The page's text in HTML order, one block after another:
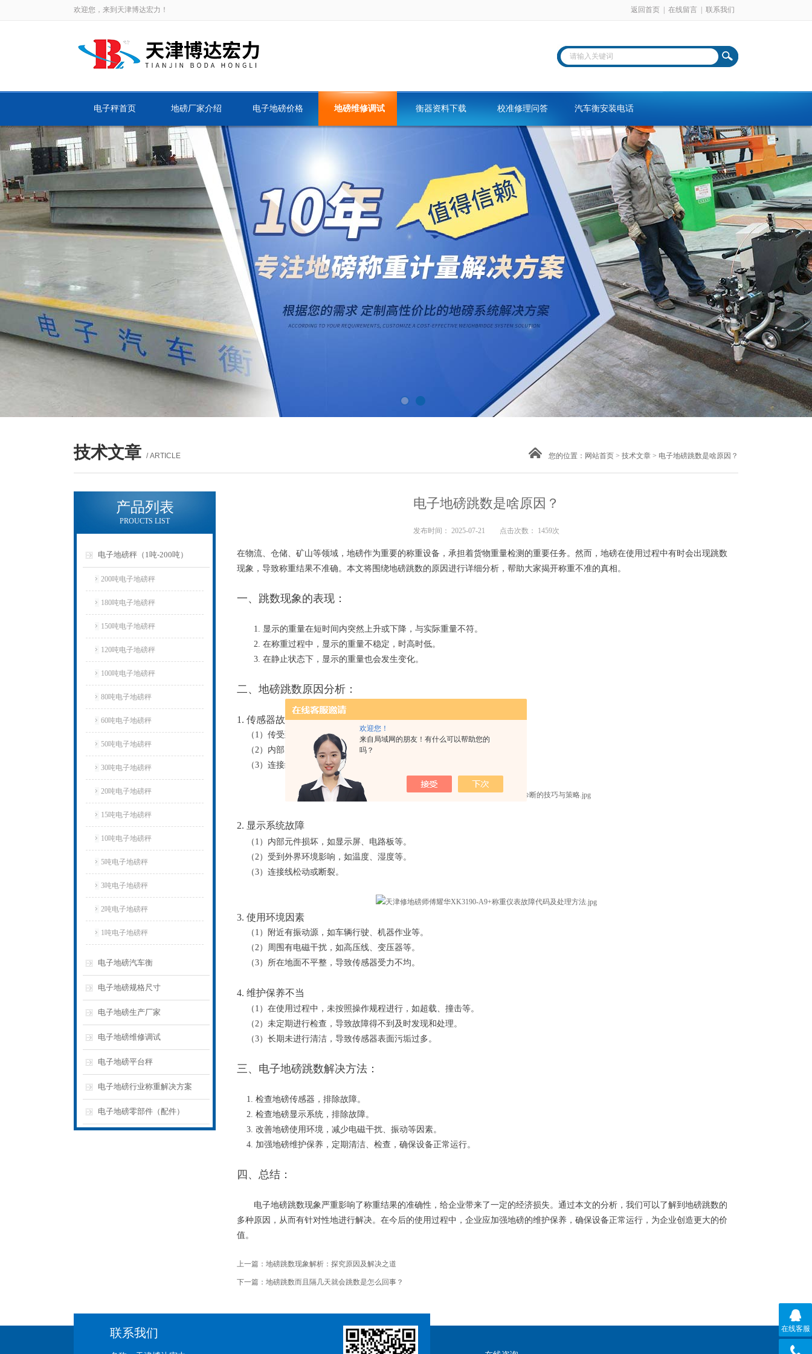
欢迎您！
来自局域网的朋友！有什么可以帮助您的
吗？
欢迎您，来到天津博达宏力！ 返回首页 在线留言 联系我们
电子秤首页 地磅厂家介绍 电子地磅价格 地磅维修调试 衡器资料下载 校准修理问答 汽车衡安装电话
技术文章 / ARTICLE 您的位置： 网站首页 > 技术文章 > 电子地磅跳数是啥原因？
产品列表
PROUCTS LIST
电子地磅秤（1吨-200吨）
200吨电子地磅秤
180吨电子地磅秤
150吨电子地磅秤
120吨电子地磅秤
100吨电子地磅秤
80吨电子地磅秤
60吨电子地磅秤
50吨电子地磅秤
30吨电子地磅秤
20吨电子地磅秤
15吨电子地磅秤
10吨电子地磅秤
5吨电子地磅秤
3吨电子地磅秤
2吨电子地磅秤
1吨电子地磅秤
电子地磅汽车衡
电子地磅规格尺寸
电子地磅生产厂家
电子地磅维修调试
电子地磅平台秤
电子地磅行业称重解决方案
电子地磅零部件（配件）
电子地磅跳数是啥原因？
发布时间： 2025-07-21 点击次数： 1459次
在物流、仓储、矿山等领域，地磅作为重要的称重设备，承担着货物重量检测的重要任务。然而，地磅在使用过程中有时会出现跳数
现象，导致称重结果不准确。本文将围绕地磅跳数的原因进行详细分析，帮助大家揭开称重不准的真相。
一、跳数现象的表现：
1. 显示的重量在短时间内突然上升或下降，与实际重量不符。
2. 在称重过程中，显示的重量不稳定，时高时低。
3. 在静止状态下，显示的重量也会发生变化。
二、地磅跳数原因分析：
1. 传感器故障
（1）传受到外界环境影响，如温度、湿度等。
（2）内部元件损坏，如电阻、电容等。
（3）连接线松动或断裂。
2. 显示系统故障
（1）内部元件损坏，如显示屏、电路板等。
（2）受到外界环境影响，如温度、湿度等。
（3）连接线松动或断裂。
3. 使用环境因素
（1）附近有振动源，如车辆行驶、机器作业等。
（2）周围有电磁干扰，如高压线、变压器等。
（3）所在地面不平整，导致传感器受力不均。
4. 维护保养不当
（1）在使用过程中，未按照操作规程进行，如超载、撞击等。
（2）未定期进行检查，导致故障得不到及时发现和处理。
（3）长期未进行清洁，导致传感器表面污垢过多。
三、电子地磅跳数解决方法：
1. 检查地磅传感器，排除故障。
2. 检查地磅显示系统，排除故障。
3. 改善地磅使用环境，减少电磁干扰、振动等因素。
4. 加强地磅维护保养，定期清洁、检查，确保设备正常运行。
四、总结：
电子地磅跳数现象严重影响了称重结果的准确性，给企业带来了一定的经济损失。通过本文的分析，我们可以了解到地磅跳数的
多种原因，从而有针对性地进行解决。在今后的使用过程中，企业应加强地磅的维护保养，确保设备正常运行，为企业创造更大的价
值。
上一篇： 地磅跳数现象解析：探究原因及解决之道
下一篇： 地磅跳数而且隔几天就会跳数是怎么回事？
联系我们 在线客服